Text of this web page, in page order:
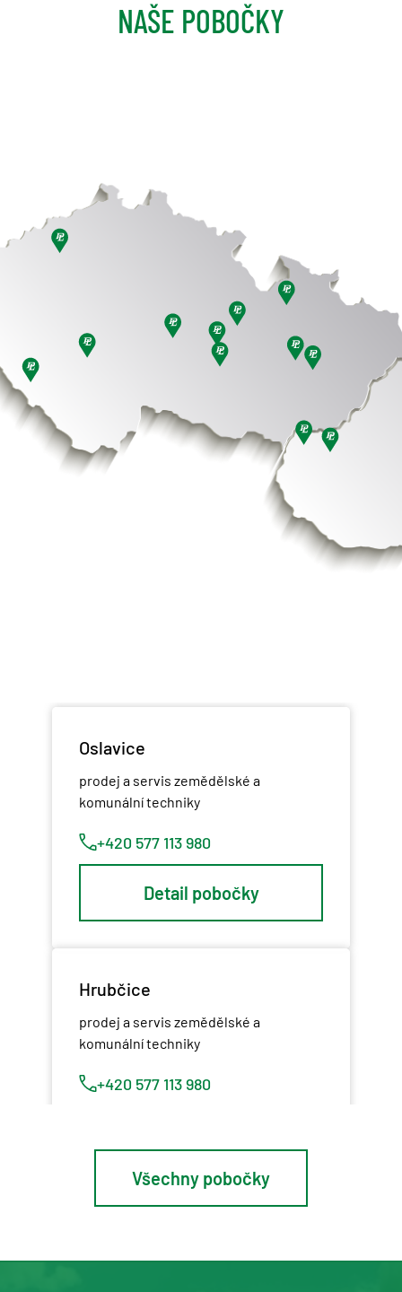
NAŠE POBOČKY
Oslavice
prodej a servis zemědělské a
komunální techniky
+420 577 113 980
Detail pobočky
Hrubčice
prodej a servis zemědělské a
komunální techniky
+420 577 113 980
prodej a servis zemědělské a
Všechny pobočky